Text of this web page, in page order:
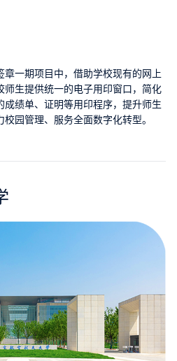
章一期项目中，借助学校现有的网上
师生提供统一的电子用印窗口，简化
成绩单、证明等用印程序，提升师生
校园管理、服务全面数字化转型。